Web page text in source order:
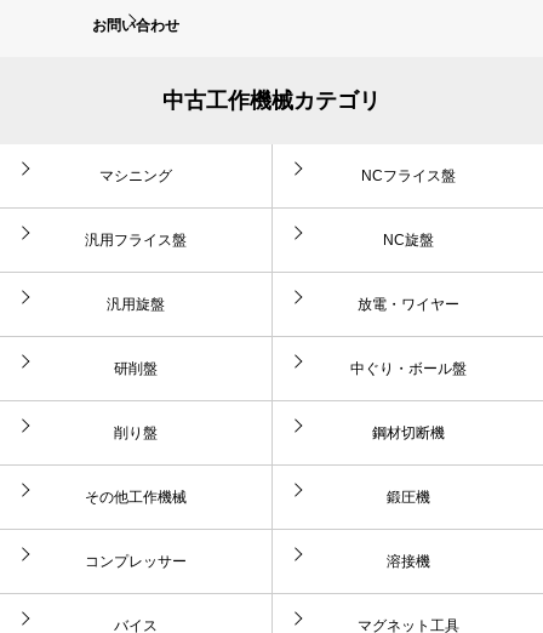
お問い合わせ
中古工作機械カテゴリ
マシニング NCフライス盤
汎用フライス盤 NC旋盤
汎用旋盤 放電・ワイヤー
研削盤 中ぐり・ボール盤
削り盤 鋼材切断機
その他工作機械 鍛圧機
コンプレッサー 溶接機
バイス マグネット工具